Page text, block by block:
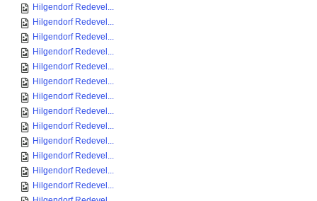
Hilgendorf Redevel...
Hilgendorf Redevel...
Hilgendorf Redevel...
Hilgendorf Redevel...
Hilgendorf Redevel...
Hilgendorf Redevel...
Hilgendorf Redevel...
Hilgendorf Redevel...
Hilgendorf Redevel...
Hilgendorf Redevel...
Hilgendorf Redevel...
Hilgendorf Redevel...
Hilgendorf Redevel...